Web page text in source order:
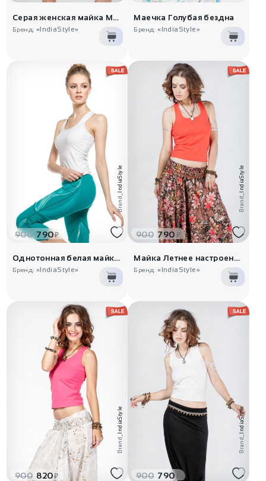
Серая женская майка Мокрый асфал..
Бренд: «IndiaStyle»
Маечка Голубая бездна
Бренд: «IndiaStyle»
Brand_
IndiaStyle
900 790₽
Однотонная белая майка Арктик
Бренд: «IndiaStyle»
Brand_
IndiaStyle
900 790 ₽
Майка Летнее настроение
Бренд: «IndiaStyle»
Brand_
IndiaStyle
900 820₽
Brand_
IndiaStyle
900 790₽